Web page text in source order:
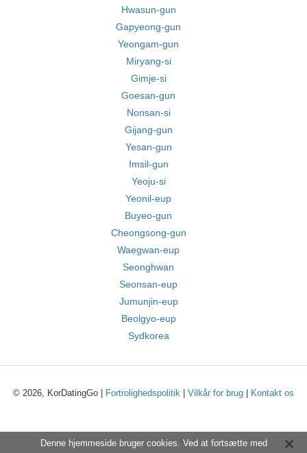
Hwasun-gun
Gapyeong-gun
Yeongam-gun
Miryang-si
Gimje-si
Goesan-gun
Nonsan-si
Gijang-gun
Yesan-gun
Imsil-gun
Yeoju-si
Yeonil-eup
Buyeo-gun
Cheongsong-gun
Waegwan-eup
Seonghwan
Seonsan-eup
Jumunjin-eup
Beolgyo-eup
Sydkorea
© 2026, KorDatingGo | Fortrolighedspolitik Vilkår for brug Kontakt os
Denne hjemmeside bruger cookies. Ved at fortsætte med